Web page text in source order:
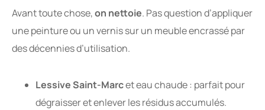
Avant toute chose,on nettoie. Pas question d’appliquer
une peinture ou un vernis sur un meuble encrassé par
des décennies d’utilisation.
Lessive Saint-Marcet eau chaude : parfait pour
dégraisser et enlever les résidus accumulés.